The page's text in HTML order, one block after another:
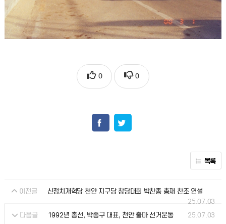
0 0
목록
이전글
신정치개혁당 천안 지구당 창당대회 박찬종 총재 찬조 연설
25.07.03
다음글
1992년 총선, 박종구 대표, 천안 출마 선거운동 25.07.03